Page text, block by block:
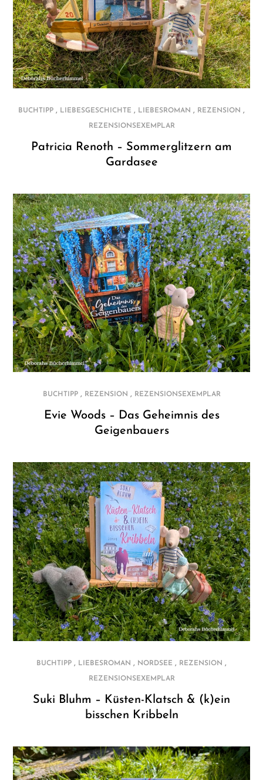
BUCHTIPP , LIEBESGESCHICHTE , LIEBESROMAN , REZENSION ,
REZENSIONSEXEMPLAR
Patricia Renoth – Sommerglitzern am
Gardasee
BUCHTIPP, REZENSION , REZENSIONSEXEMPLAR
Evie Woods – Das Geheimnis des
Geigenbauers
BUCHTIPP , LIEBESROMAN , NORDSEE , REZENSION ,
REZENSIONSEXEMPLAR
Suki Bluhm – Küsten-Klatsch & (k)ein
bisschen Kribbeln